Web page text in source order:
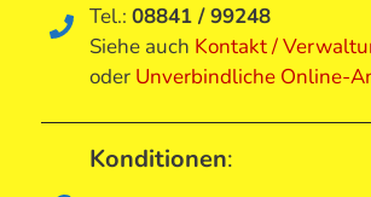
Tel.:08841 / 99248
Siehe auch Kontakt /
oder Unverbindliche Online-
Konditionen: